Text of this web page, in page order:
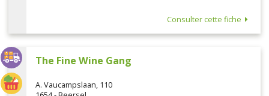
Consulter cette fiche
The Fine Wine Gang
A. Vaucampslaan, 110